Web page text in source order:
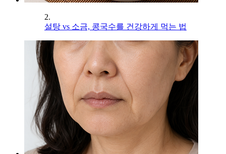
2.
설탕 vs 소금, 콩국수를 건강하게 먹는 법